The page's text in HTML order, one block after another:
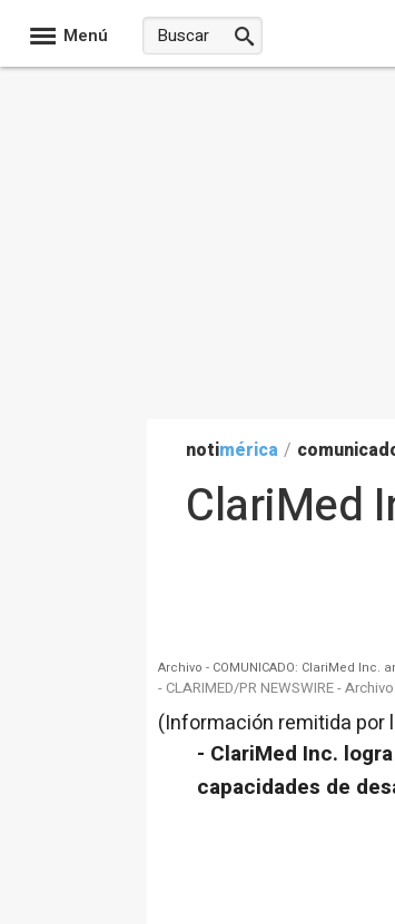
Menú
notimérica /
ClariMed
Archivo - COMUNICADO: ClariMed
- CLARIMED/PR NEWSWIRE - Archivo
(Información remitida por
- ClariMed Inc.
capacidades de